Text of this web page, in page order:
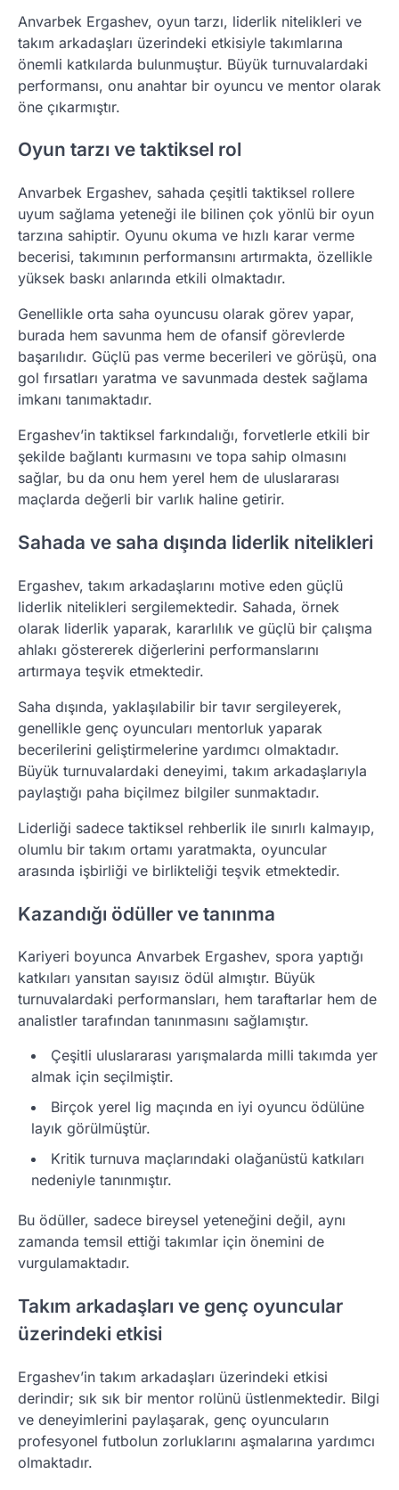
Anvarbek Ergashev, oyun tarzı, liderlik nitelikleri ve
takım arkadaşları üzerindeki etkisiyle takımlarına
önemli katkılarda bulunmuştur. Büyük turnuvalardaki
performansı, onu anahtar bir oyuncu ve mentor olarak
öne çıkarmıştır.
Oyun tarzı ve taktiksel rol
Anvarbek Ergashev, sahada çeşitli taktiksel rollere
uyum sağlama yeteneği ile bilinen çok yönlü bir oyun
tarzına sahiptir. Oyunu okuma ve hızlı karar verme
becerisi, takımının performansını artırmakta, özellikle
yüksek baskı anlarında etkili olmaktadır.
Genellikle orta saha oyuncusu olarak görev yapar,
burada hem savunma hem de ofansif görevlerde
başarılıdır. Güçlü pas verme becerileri ve görüşü, ona
gol fırsatları yaratma ve savunmada destek sağlama
imkanı tanımaktadır.
Ergashev’in taktiksel farkındalığı, forvetlerle etkili bir
şekilde bağlantı kurmasını ve topa sahip olmasını
sağlar, bu da onu hem yerel hem de uluslararası
maçlarda değerli bir varlık haline getirir.
Sahada ve saha dışında liderlik nitelikleri
Ergashev, takım arkadaşlarını motive eden güçlü
liderlik nitelikleri sergilemektedir. Sahada, örnek
olarak liderlik yaparak, kararlılık ve güçlü bir çalışma
ahlakı göstererek diğerlerini performanslarını
artırmaya teşvik etmektedir.
Saha dışında, yaklaşılabilir bir tavır sergileyerek,
genellikle genç oyuncuları mentorluk yaparak
becerilerini geliştirmelerine yardımcı olmaktadır.
Büyük turnuvalardaki deneyimi, takım arkadaşlarıyla
paylaştığı paha biçilmez bilgiler sunmaktadır.
Liderliği sadece taktiksel rehberlik ile sınırlı kalmayıp,
olumlu bir takım ortamı yaratmakta, oyuncular
arasında işbirliği ve birlikteliği teşvik etmektedir.
Kazandığı ödüller ve tanınma
Kariyeri boyunca Anvarbek Ergashev, spora yaptığı
katkıları yansıtan sayısız ödül almıştır. Büyük
turnuvalardaki performansları, hem taraftarlar hem de
analistler tarafından tanınmasını sağlamıştır.
Çeşitli uluslararası yarışmalarda milli takımda yer
almak için seçilmiştir.
Birçok yerel lig maçında en iyi oyuncu ödülüne
layık görülmüştür.
Kritik turnuva maçlarındaki olağanüstü katkıları
nedeniyle tanınmıştır.
Bu ödüller, sadece bireysel yeteneğini değil, aynı
zamanda temsil ettiği takımlar için önemini de
vurgulamaktadır.
Takım arkadaşları ve genç oyuncular
üzerindeki etkisi
Ergashev’in takım arkadaşları üzerindeki etkisi
derindir; sık sık bir mentor rolünü üstlenmektedir. Bilgi
ve deneyimlerini paylaşarak, genç oyuncuların
profesyonel futbolun zorluklarını aşmalarına yardımcı
olmaktadır.